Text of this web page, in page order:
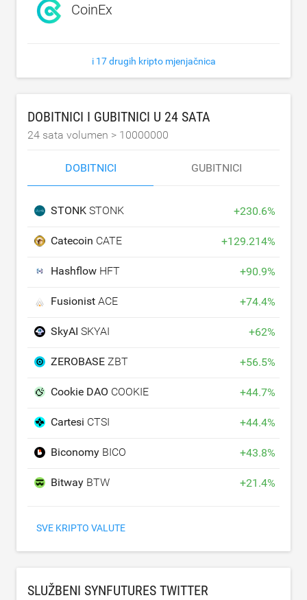
CoinEx
i 17 drugih kripto mjenjačnica
DOBITNICI I GUBITNICI U 24 SATA
24 sata volumen > 10000000
DOBITNICI GUBITNICI
STONK STONK +230.6%
Catecoin CATE +129.214%
Hashflow HFT +90.9%
Fusionist ACE +74.4%
SkyAI SKYAI +62%
ZEROBASE ZBT +56.5%
Cookie DAO COOKIE +44.7%
Cartesi CTSI +44.4%
Biconomy BICO +43.8%
Bitway BTW +21.4%
SVE KRIPTO VALUTE
SLUŽBENI SYNFUTURES TWITTER